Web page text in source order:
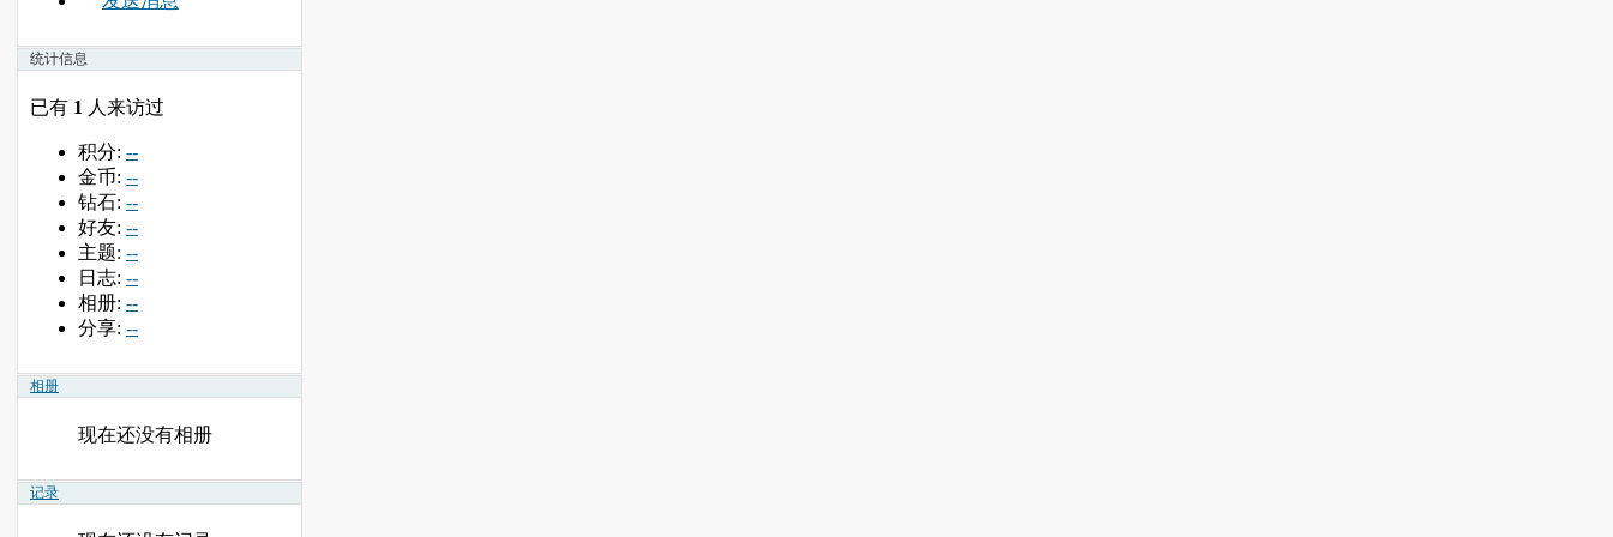
统计信息
已有 1 人来访过
积分: --
金币: --
钻石: --
好友: --
主题: --
日志: --
相册: --
分享: --
相册
现在还没有相册
记录